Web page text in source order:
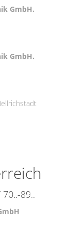
GmbH.
GmbH.
89..